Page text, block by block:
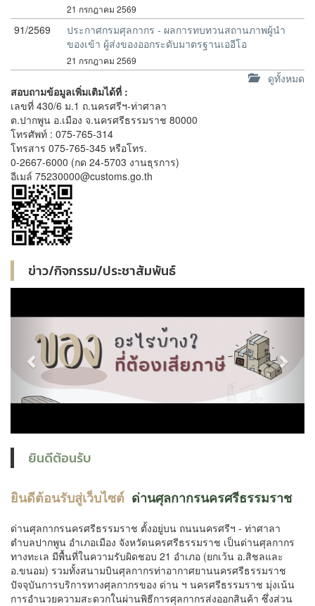
21 กรกฎาคม 2569
91/2569
ประกาศกรมศุลกากร - ผลการทบทวนสถานภาพผู้นำ
ของเข้า ผู้ส่งของออกระดับมาตรฐานเออีโอ
21 กรกฎาคม 2569
ดูทั้งหมด
สอบถามข้อมูลเพิ่มเติมได้ที่ :
เลขที่ 430/6 ม.1 ถ.นครศรีฯ-ท่าศาลา
ต.ปากพูน อ.เมือง จ.นครศรีธรรมราช 80000
โทรศัพท์ : 075-765-314
โทรสาร 075-765-345 หรือโทร.
0-2667-6000 (กด 24-5703 งานธุรการ)
อีเมล์ 75230000@customs.go.th
ข่าว/กิจกรรม/ประชาสัมพันธ์
ยินดีต้อนรับ
ยินดีต้อนรับสู่เว็บไซต์ ด่านศุลกากรนครศรีธรรมราช
ด่านศุลกากรนครศรีธรรมราช ตั้งอยู่บน ถนนนครศรีฯ - ท่าศาลา
ตำบลปากพูน อำเภอเมือง จังหวัดนครศรีธรรมราช เป็นด่านศุลกากร
ทางทะเล มีพื้นที่ในความรับผิดชอบ 21 อำเภอ (ยกเว้น อ.สิชลและ
อ.ขนอม) รวมทั้งสนามบินศุลกากรท่าอากาศยานนครศรีธรรมราช
ปัจจุบันการบริการทางศุลกากรของ ด่าน ฯ นครศรีธรรมราช มุ่งเน้น
การอำนวยความสะดวกในผ่านพิธีการศุลกากรส่งออกสินค้า ซึ่งส่วน